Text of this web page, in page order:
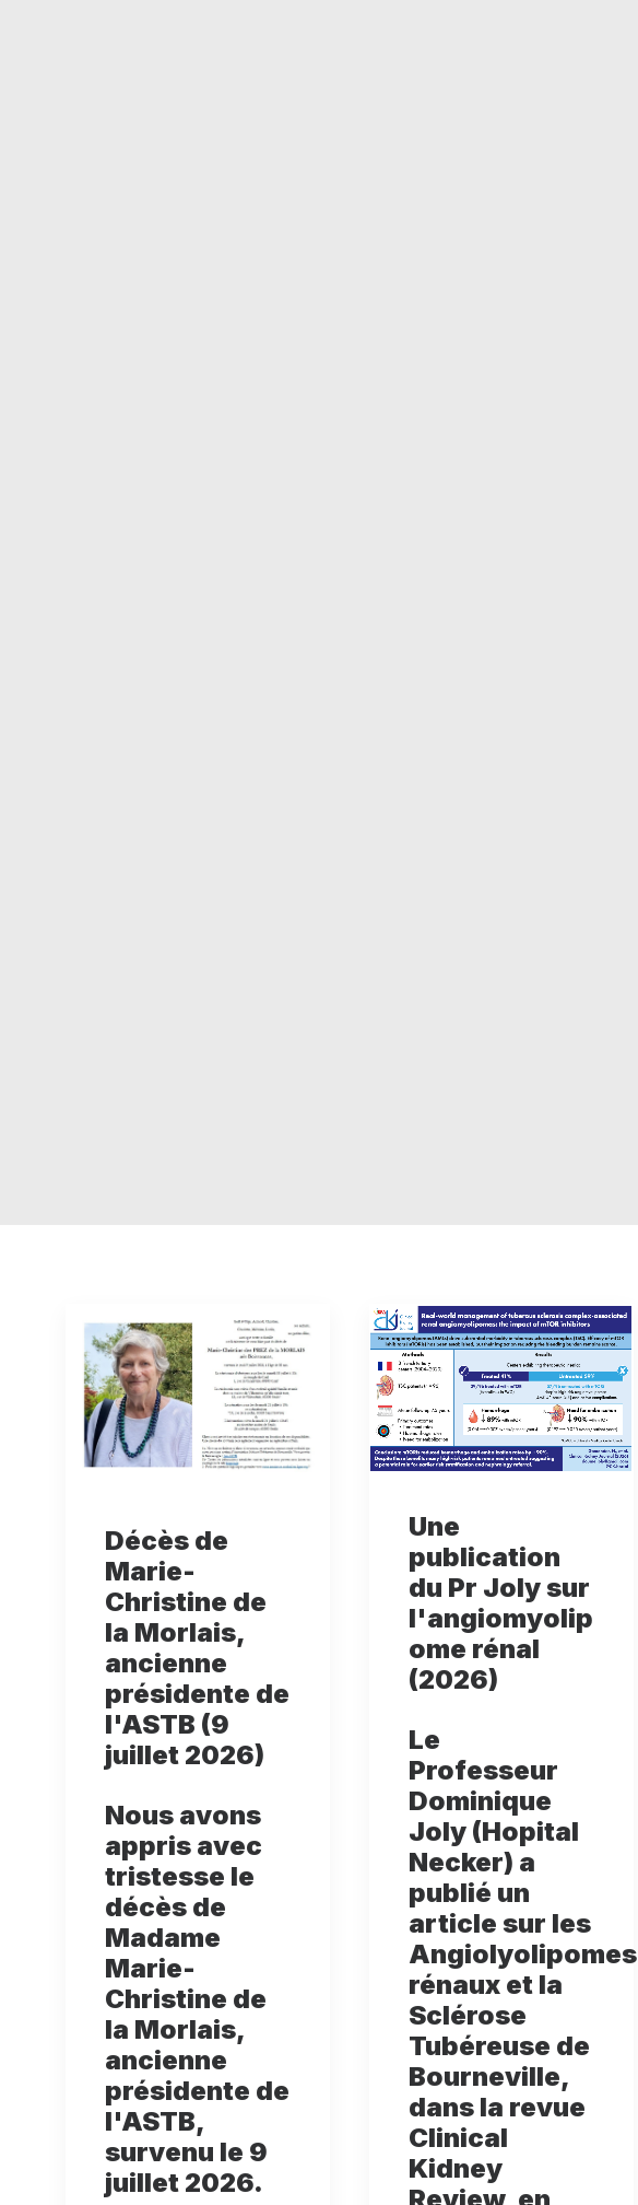
Décès de
Marie-
Christine de
la Morlais,
ancienne
présidente de
l'ASTB (9
juillet 2026)
Nous avons
appris avec
tristesse le
décès de
Madame
Marie-
Christine de
la Morlais,
ancienne
présidente de
l'ASTB,
survenu le 9
juillet 2026.
Une
publication
du Pr Joly sur
l'angiomyolip
ome rénal
(2026)
Le
Professeur
Dominique
Joly (Hopital
Necker) a
publié un
article sur les
Angiolyolipomes
rénaux et la
Sclérose
Tubéreuse de
Bourneville,
dans la revue
Clinical
Kidney